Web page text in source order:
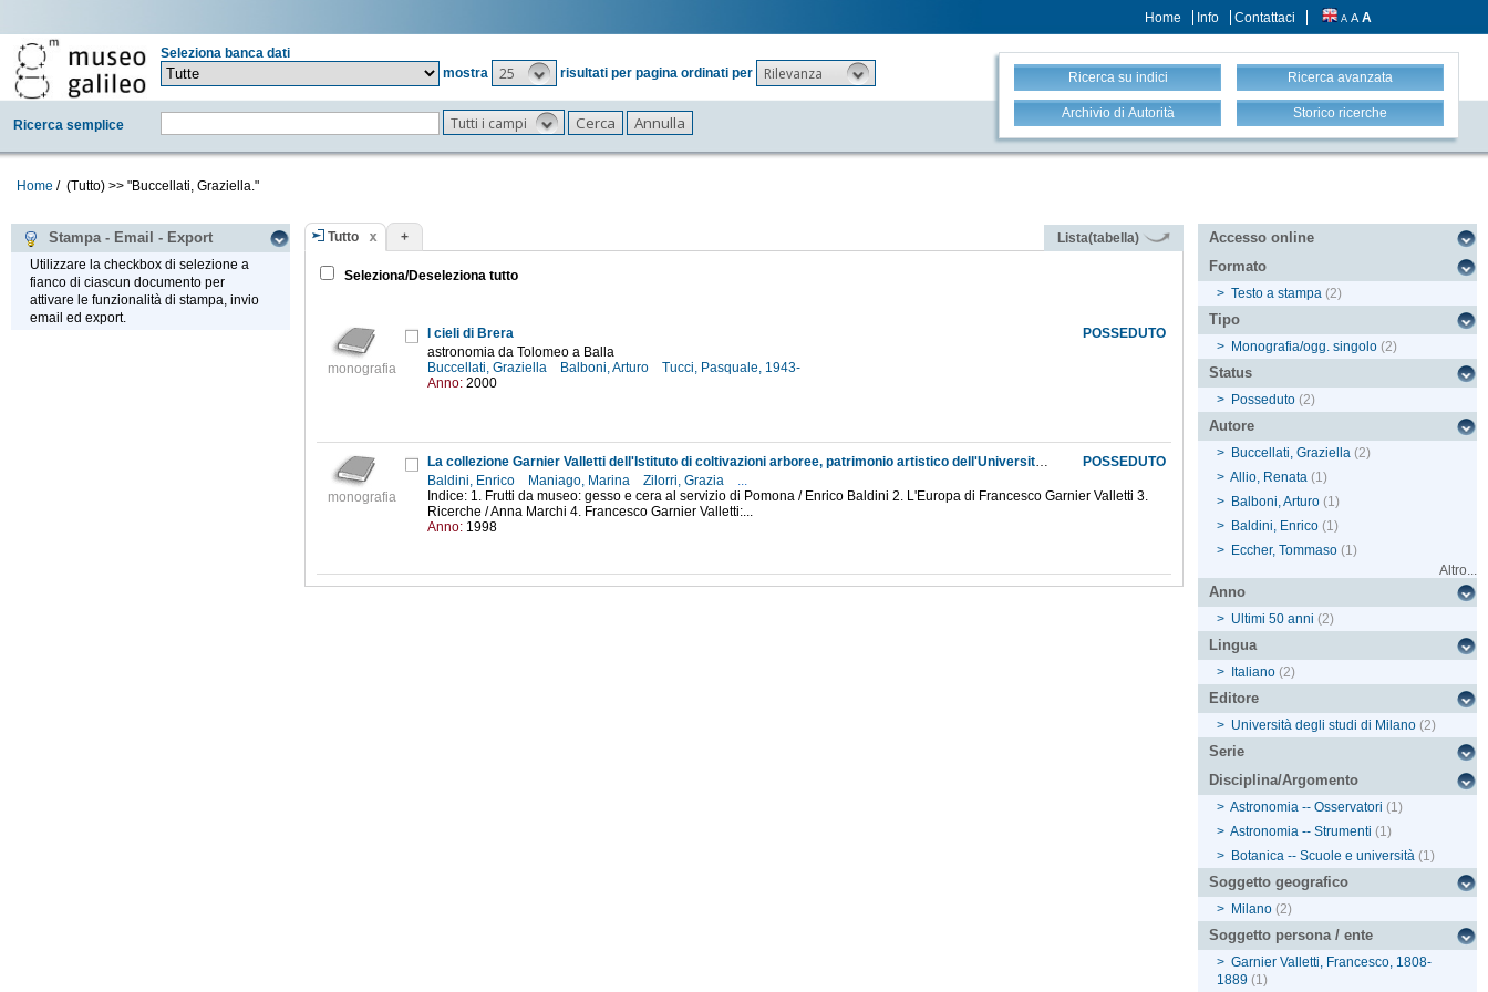
Home Info Contattaci A A A
Seleziona banca dati
mostra
25 risultati per pagina ordinati per Rilevanza
Ricerca semplice Tutti i campi
Ricerca su indici Ricerca avanzata
Archivio di Autorità Storico ricerche
Home / (Tutto) >> "Buccellati, Graziella."
Stampa - Email - Export
Utilizzare la checkbox di selezione a
fianco di ciascun documento per
attivare le funzionalità di stampa, invio
email ed export.
Tutto + Lista(tabella)
Seleziona/Deseleziona tutto
monografia
POSSEDUTO
I cieli di Brera
astronomia da Tolomeo a Balla
Buccellati, Graziella
Balboni, Arturo
Tucci, Pasquale, 1943-
Anno: 2000
monografia
POSSEDUTO
La collezione Garnier Valletti dell'Istituto di coltivazioni arboree, patrimonio artistico dell'Università degli studi di Milano
Baldini, Enrico
Maniago, Marina Zilorri, Grazia
...
Indice: 1. Frutti da museo: gesso e cera al servizio di Pomona / Enrico Baldini 2. L'Europa di Francesco Garnier Valletti 3.
Ricerche / Anna Marchi 4. Francesco Garnier Valletti:...
Anno: 1998
Accesso online
Formato
> Testo a stampa (2)
Tipo
> Monografia/ogg. singolo (2)
Status
> Posseduto (2)
Autore
> Buccellati, Graziella (2)
> Allio, Renata (1)
> Balboni, Arturo (1)
> Baldini, Enrico (1)
> Eccher, Tommaso (1)
Altro...
Anno
> Ultimi 50 anni (2)
Lingua
> Italiano (2)
Editore
> Università degli studi di Milano (2)
Serie
Disciplina/Argomento
> Astronomia -- Osservatori (1)
> Astronomia -- Strumenti (1)
> Botanica -- Scuole e università (1)
Soggetto geografico
> Milano (2)
Soggetto persona / ente
> Garnier Valletti, Francesco, 1808-
1889 (1)